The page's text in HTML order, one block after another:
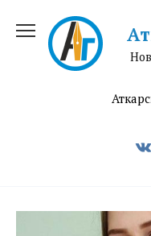
содержанию